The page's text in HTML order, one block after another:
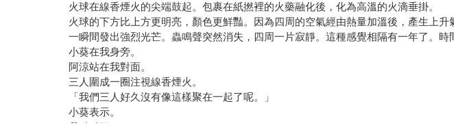
火球在線香煙火的尖端鼓起。包裹在紙撚裡的火藥融化後，化為高溫的火滴垂掛。
火球的下方比上方更明亮，顏色更鮮豔。因為四周的空氣經由熱量加溫後，產生上
一瞬間發出強烈光芒。蟲鳴聲突然消失，四周一片寂靜。這種感覺相隔有一年了。
小葵在我身旁。
阿涼站在我對面。
三人圍成一圈注視線香煙火。
「我們三人好久沒有像這樣聚在一起了呢。」
小葵表示。
我點點頭。